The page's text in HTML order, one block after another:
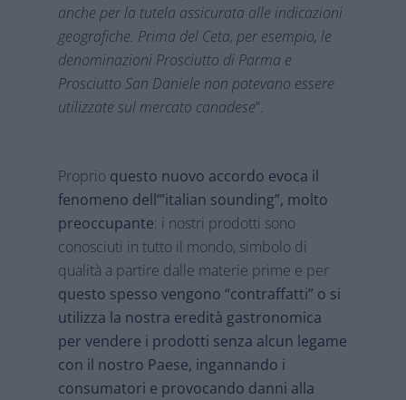
anche per la tutela assicurata alle indicazioni
geografiche. Prima del Ceta, per esempio, le
denominazioni Prosciutto di Parma e
Prosciutto San Daniele non potevano essere
utilizzate sul mercato canadese”.
Proprio questo nuovo accordo evoca il
fenomeno dell’”italian sounding”, molto
preoccupante: i nostri prodotti sono
conosciuti in tutto il mondo, simbolo di
qualità a partire dalle materie prime e per
questo spesso vengono “contraffatti” o si
utilizza la nostra eredità gastronomica
per vendere i prodotti senza alcun legame
con il nostro Paese, ingannando i
consumatori e provocando danni alla